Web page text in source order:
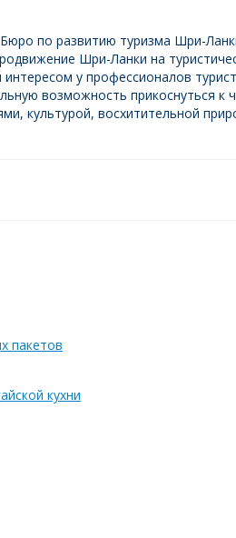
по развитию туризма Шри-
Шри-Ланки на
у профессионалов
возможность прикоснуться к
культурой, восхитительной
пакетов
кухни